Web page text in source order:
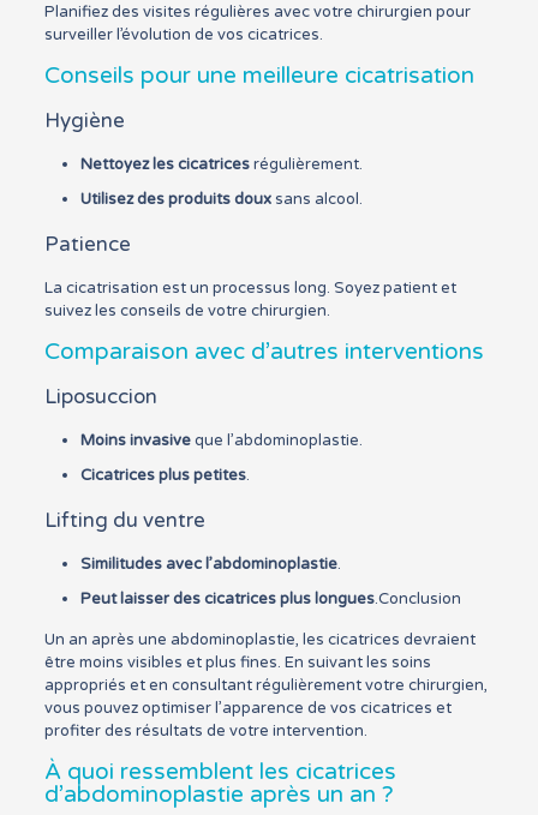
Planifiez des visites régulières avec votre chirurgien pour
surveiller l’évolution de vos cicatrices.
Conseils pour une meilleure cicatrisation
Hygiène
Nettoyez les cicatricesrégulièrement.
Utilisez des produits douxsans alcool.
Patience
La cicatrisation est un processus long. Soyez patient et
suivez les conseils de votre chirurgien.
Comparaison avec d’autres interventions
Liposuccion
Moins invasiveque l’abdominoplastie.
Cicatrices plus petites.
Lifting du ventre
Similitudes avec l’abdominoplastie.
Peut laisser des cicatrices plus longues.Conclusion
Un an après une abdominoplastie, les cicatrices devraient
être moins visibles et plus fines. En suivant les soins
appropriés et en consultant régulièrement votre chirurgien,
vous pouvez optimiser l’apparence de vos cicatrices et
profiter des résultats de votre intervention.
À quoi ressemblent les cicatrices
d’abdominoplastie après un an ?